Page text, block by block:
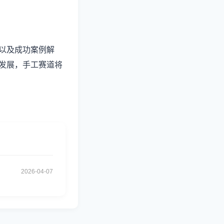
及成功案例解
展，手工赛道将
2026-04-07